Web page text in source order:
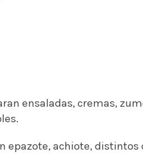
ensaladas, cremas,
epazote, achiote,